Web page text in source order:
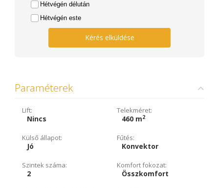
Hétvégén délután
Hétvégén este
Kérés elküldése
Paraméterek
Lift:
Nincs
Telekméret:
460 m2
Külső állapot:
Jó
Fűtés:
Konvektor
Szintek száma:
2
Komfort fokozat:
Összkomfort